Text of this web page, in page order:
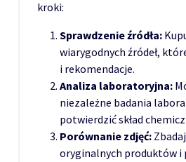
kroki:
Sprawdzenie źródła:
wiarygodnych źródeł,
i rekomendacje.
Analiza laboratoryjna:
niezależne badania
potwierdzić skład
Porównanie zdjęć:
oryginalnych produktów i